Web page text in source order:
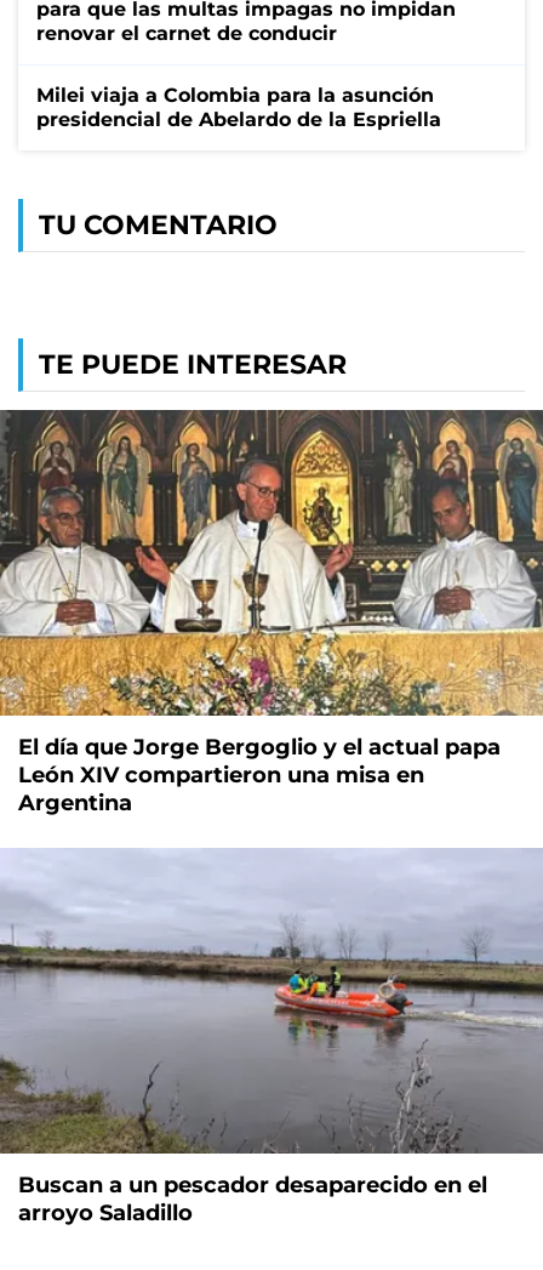
para que las multas impagas no impidan
renovar el carnet de conducir
Milei viaja a Colombia para la asunción
presidencial de Abelardo de la Espriella
TU COMENTARIO
TE PUEDE INTERESAR
El día que Jorge Bergoglio y el actual papa
León XIV compartieron una misa en
Argentina
Buscan a un pescador desaparecido en el
arroyo Saladillo